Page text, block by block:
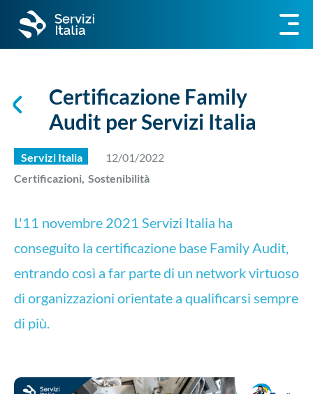
Certificazione Family
Audit per Servizi Italia
Servizi Italia
12/01/2022
Certificazioni, Sostenibilità
L'11 novembre 2021 Servizi Italia ha
conseguito la certificazione base Family Audit,
entrando così a far parte di un network virtuoso
di organizzazioni orientate a qualificarsi sempre
di più.